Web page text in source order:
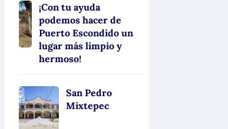
¡Con tu ayuda
podemos hacer de
Puerto Escondido un
lugar más limpio y
hermoso!
San Pedro
Mixtepec